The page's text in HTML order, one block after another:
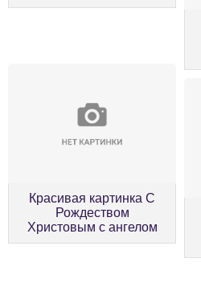
Красивая картинка С
Рождеством
Христовым с ангелом